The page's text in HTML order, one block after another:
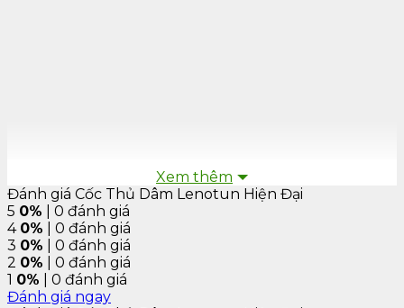
Xem thêm
Đánh giá Cốc Thủ Dâm Lenotun Hiện Đại
5 0% | 0 đánh giá
4 0% | 0 đánh giá
3 0% | 0 đánh giá
2 0% | 0 đánh giá
1 0% | 0 đánh giá
Đánh giá ngay